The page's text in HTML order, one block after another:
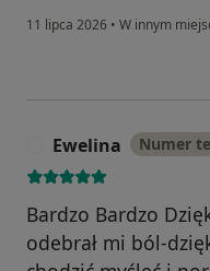
11 lipca 2026 • W innym
Ewelina Numer
Bardzo Bardzo
odebrał mi ból-